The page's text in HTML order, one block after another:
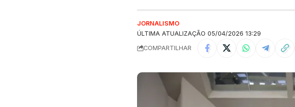
ÚLTIMA ATUALIZAÇÃO 05/04/2026 13:29
JORNALISMO
COMPARTILHAR